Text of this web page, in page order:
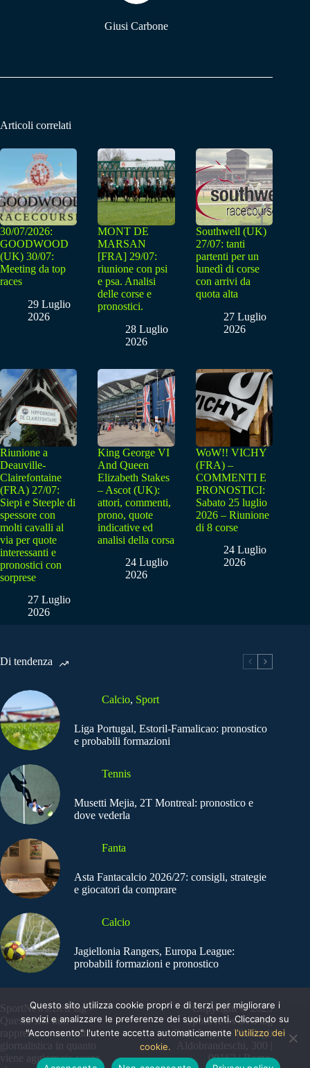
Giusi Carbone
Articoli correlati
30/07/2026:
GOODWOOD
(UK) 30/07:
Meeting da top
races
29 Luglio
2026
MONT DE
MARSAN
[FRA] 29/07:
riunione con psi
e psa. Analisi
delle corse e
pronostici.
28 Luglio
2026
Southwell (UK)
27/07: tanti
partenti per un
lunedì di corse
con arrivi da
quota alta
27 Luglio
2026
Riunione a
Deauville-
Clairefontaine
(FRA) 27/07:
Siepi e Steeple di
spessore con
molti cavalli al
via per quote
interessanti e
pronostici con
sorprese
27 Luglio
2026
King George VI
And Queen
Elizabeth Stakes
– Ascot (UK):
attori, commenti,
prono, quote
indicative ed
analisi della corsa
24 Luglio
2026
WoW!! VICHY
(FRA) –
COMMENTI E
PRONOSTICI:
Sabato 25 luglio
2026 – Riunione
di 8 corse
24 Luglio
2026
Di tendenza
Calcio, Sport
Liga Portugal, Estoril-Famalicao: pronostico
e probabili formazioni
Tennis
Musetti Mejia, 2T Montreal: pronostico e
dove vederla
Fanta
Asta Fantacalcio 2026/27: consigli, strategie
e giocatori da comprare
Calcio
Jagiellonia Rangers, Europa League:
probabili formazioni e pronostico
SportNews.BetFlag -
Questo sito non
rappresenta una testata
giornalistica in quanto
viene aggiornato senza
Copyright © 2025
SportNews BetFlag
Sede Legale: Via degli
Aldobrandeschi, 300 |
00163 | Roma
Questo sito utilizza cookie propri e di terzi per migliorare i
servizi e analizzare le preferenze dei suoi utenti. Cliccando su
"Acconsento" l'utente accetta automaticamente l'utilizzo dei
cookie.